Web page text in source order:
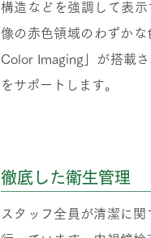
構造などを強調して表
像の赤色領域のわずか
Color Imaging」が搭載
をサポートします。
徹底した衛生管理
スタッフ全員が清潔に